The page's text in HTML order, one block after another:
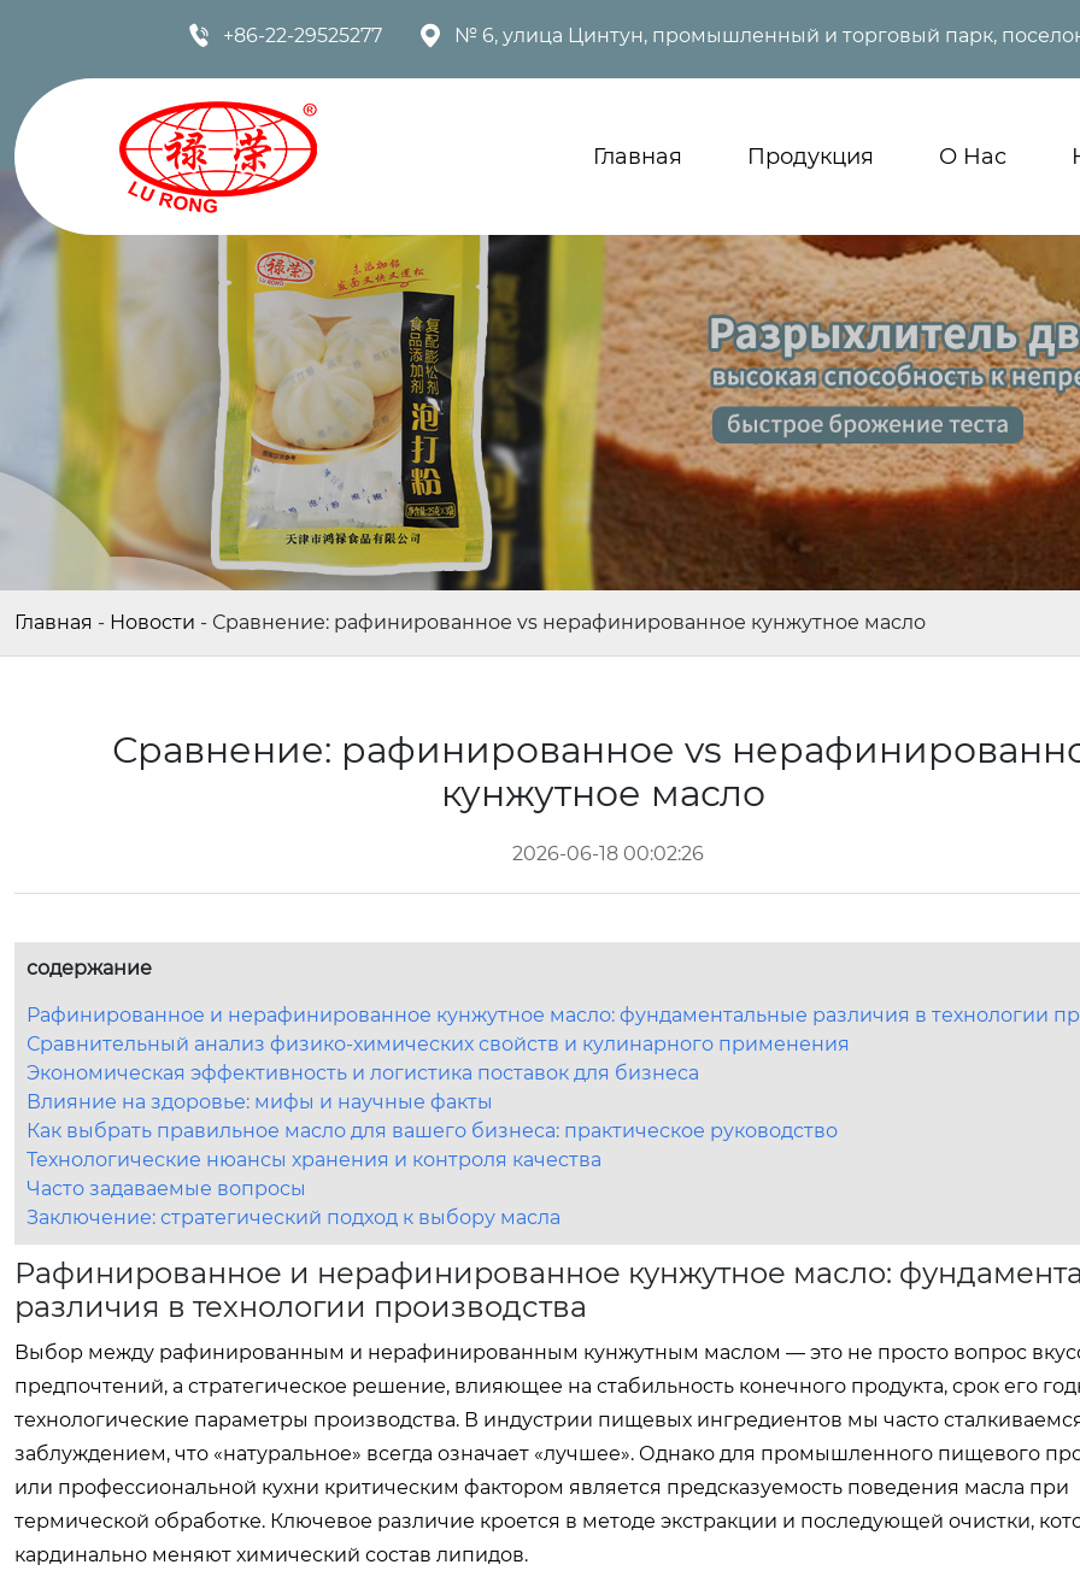
 +86-22-29525277  № 6, улица Цинтун, промышленный и торговый парк,
Главная Продукция О Нас
Главная - Новости - Сравнение: рафинированное vs нерафинированное кунжутное масло
Сравнение: рафинированное vs
кунжутное масло
2026-06-18 00:02:26
содержание
Рафинированное и нерафинированное кунжутное масло: фундаментальные различия в технологии
Сравнительный анализ физико-химических свойств и кулинарного применения
Экономическая эффективность и логистика поставок для бизнеса
Влияние на здоровье: мифы и научные факты
Как выбрать правильное масло для вашего бизнеса: практическое руководство
Технологические нюансы хранения и контроля качества
Часто задаваемые вопросы
Заключение: стратегический подход к выбору масла
Рафинированное и нерафинированное кунжутное масло:
различия в технологии производства
Выбор между рафинированным и нерафинированным кунжутным маслом — это не просто вопрос
предпочтений, а стратегическое решение, влияющее на стабильность конечного продукта, срок его
технологические параметры производства. В индустрии пищевых ингредиентов мы часто
заблуждением, что «натуральное» всегда означает «лучшее». Однако для промышленного пищевого
или профессиональной кухни критическим фактором является предсказуемость поведения масла при
термической обработке. Ключевое различие кроется в методе экстракции и последующей очистки,
кардинально меняют химический состав липидов.